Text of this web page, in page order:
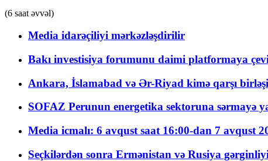
(6 saat əvvəl)
Media idarəçiliyi mərkəzləşdirilir
Bakı investisiya forumunu daimi platformaya
Ankara, İslamabad və Ər-Riyad kimə qarşı
SOFAZ Perunun energetika sektoruna sərmayə
Media icmalı: 6 avqust saat 16:00-dan 7 avqust
Seçkilərdən sonra Ermənistan və Rusiya